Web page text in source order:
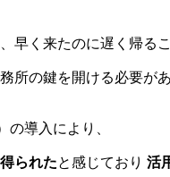
早く来たのに遅く帰る
所の鍵を開ける必要が
の導入により、
られたと感じており 活